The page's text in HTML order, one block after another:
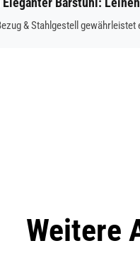
& Stahlgestell
Weitere